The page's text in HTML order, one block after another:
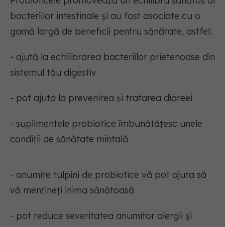
bacteriilor intestinale și au fost asociate cu o
gamă largă de beneficii pentru sănătate, astfel:
- ajută la echilibrarea bacteriilor prietenoase din
sistemul tău digestiv
- pot ajuta la prevenirea și tratarea diareei
- suplimentele probiotice îmbunătățesc unele
condiții de sănătate mintală
- anumite tulpini de probiotice vă pot ajuta să
vă mențineți inima sănătoasă
- pot reduce severitatea anumitor alergii și